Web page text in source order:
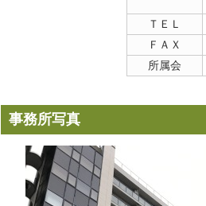
ＴＥＬ
ＦＡＸ
所属会
事務所写真